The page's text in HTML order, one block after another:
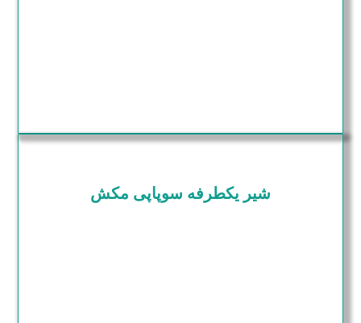
شیر یکطرفه سوپاپی مکش